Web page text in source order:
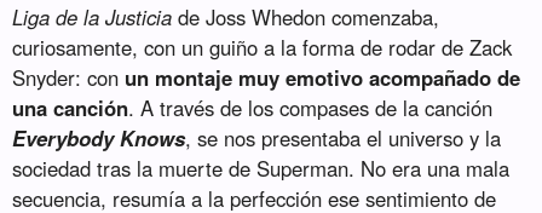
Liga de la Justicia de Joss Whedon comenzaba,
curiosamente, con un guiño a la forma de rodar de Zack
Snyder: con un montaje muy emotivo acompañado de
una canción. A través de los compases de la canción
Everybody Knows, se nos presentaba el universo y la
sociedad tras la muerte de Superman. No era una mala
secuencia, resumía a la perfección ese sentimiento de